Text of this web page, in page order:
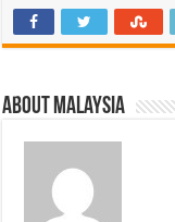
About Malaysia